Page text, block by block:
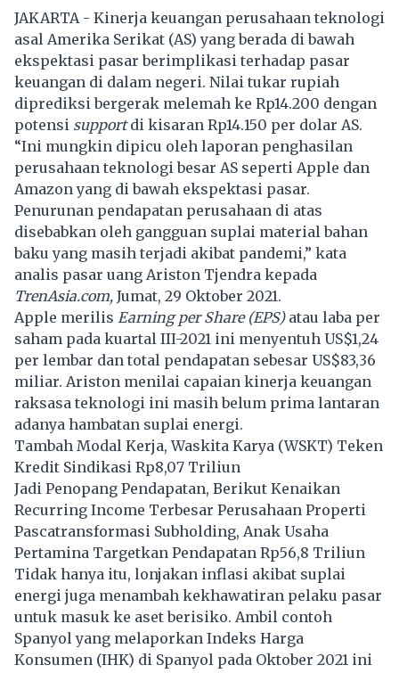
JAKARTA - Kinerja keuangan perusahaan teknologi
asal Amerika Serikat (AS) yang berada di bawah
ekspektasi pasar berimplikasi terhadap pasar
keuangan di dalam negeri. Nilai tukar rupiah
diprediksi bergerak melemah ke Rp14.200 dengan
potensi supportdi kisaran Rp14.150 per dolar AS.
“Ini mungkin dipicu oleh laporan penghasilan
perusahaan teknologi besar AS seperti Apple dan
Amazon yang di bawah ekspektasi pasar.
Penurunan pendapatan perusahaan di atas
disebabkan oleh gangguan suplai material bahan
baku yang masih terjadi akibat pandemi,” kata
analis pasar uang Ariston Tjendra kepada
TrenAsia.com, Jumat, 29 Oktober 2021.
Apple merilis Earning per Share (EPS) atau laba per
saham pada kuartal III-2021 ini menyentuh US$1,24
per lembar dan total pendapatan sebesar US$83,36
miliar. Ariston menilai capaian kinerja keuangan
raksasa teknologi ini masih belum prima lantaran
adanya hambatan suplai energi.
Tambah Modal Kerja, Waskita Karya (WSKT) Teken
Kredit Sindikasi Rp8,07 Triliun
Jadi Penopang Pendapatan, Berikut Kenaikan
Recurring Income Terbesar Perusahaan Properti
Pascatransformasi Subholding, Anak Usaha
Pertamina Targetkan Pendapatan Rp56,8 Triliun
Tidak hanya itu, lonjakan inflasi akibat suplai
energi juga menambah kekhawatiran pelaku pasar
untuk masuk ke aset berisiko. Ambil contoh
Spanyol yang melaporkan Indeks Harga
Konsumen (IHK) di Spanyol pada Oktober 2021 ini